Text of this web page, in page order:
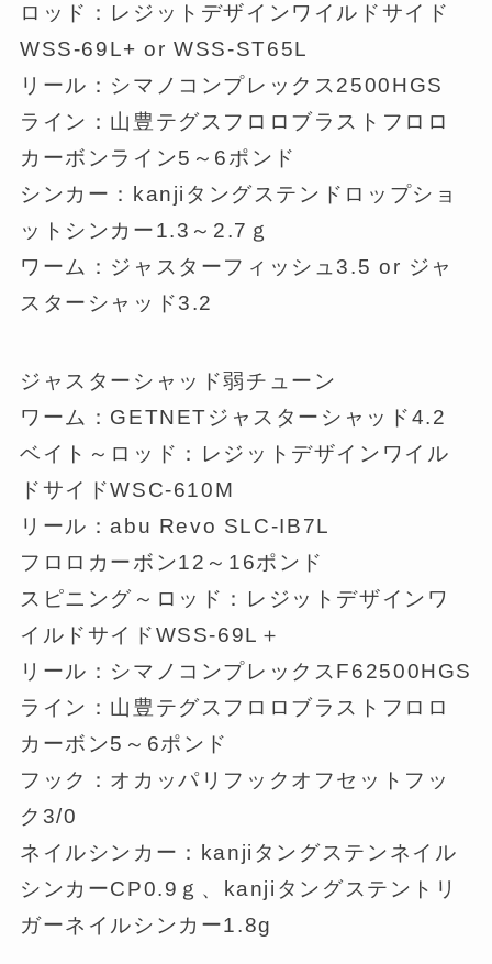
ロッド：レジットデザインワイルドサイド
WSS-69L+ or WSS-ST65L
リール：シマノコンプレックス2500HGS
ライン：山豊テグスフロロブラストフロロ
カーボンライン5～6ポンド
シンカー：kanjiタングステンドロップショ
ットシンカー1.3～2.7ｇ
ワーム：ジャスターフィッシュ3.5 or ジャ
スターシャッド3.2
ジャスターシャッド弱チューン
ワーム：GETNETジャスターシャッド4.2
ベイト～ロッド：レジットデザインワイル
ドサイドWSC-610M
リール：abu Revo SLC-IB7L
フロロカーボン12～16ポンド
スピニング～ロッド：レジットデザインワ
イルドサイドWSS-69L＋
リール：シマノコンプレックスF62500HGS
ライン：山豊テグスフロロブラストフロロ
カーボン5～6ポンド
フック：オカッパリフックオフセットフッ
ク3/0
ネイルシンカー：kanjiタングステンネイル
シンカーCP0.9ｇ、kanjiタングステントリ
ガーネイルシンカー1.8g